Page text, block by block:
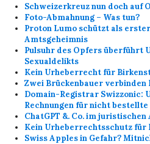
Schweizerkreuz nun doch auf
Foto-Abmahnung – Was tun?
Proton Lumo schützt als
Amtsgeheimnis
Pulsuhr des Opfers überführt
Sexualdelikts
Kein Urheberrecht für
Zwei Brückenbauer verbinden
Domain-Registrar Swizzonic:
Rechnungen für nicht
ChatGPT &. Co. im juristischen
Kein Urheberrechtsschutz für
Swiss Apples in Gefahr?